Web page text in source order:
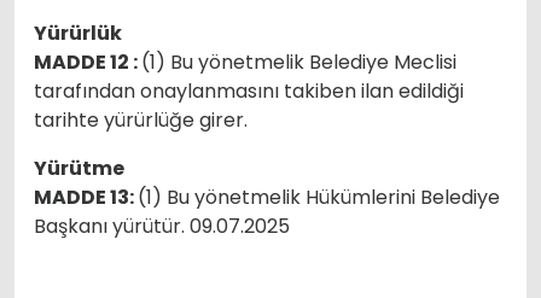
Yürürlük
MADDE 12 :(1) Bu yönetmelik Belediye Meclisi
tarafından onaylanmasını takiben ilan edildiği
tarihte yürürlüğe girer.
Yürütme
MADDE 13:(1) Bu yönetmelik Hükümlerini Belediye
Başkanı yürütür. 09.07.2025